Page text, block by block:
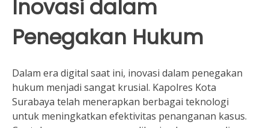
Inovasi dalam
Penegakan Hukum
Dalam era digital saat ini, inovasi dalam penegakan
hukum menjadi sangat krusial. Kapolres Kota
Surabaya telah menerapkan berbagai teknologi
untuk meningkatkan efektivitas penanganan kasus.